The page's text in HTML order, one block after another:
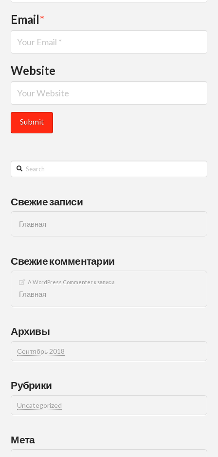
Email*
Website
Search
Свежие записи
Главная
Свежие комментарии
A WordPress Commenterк записи
Главная
Архивы
Сентябрь 2018
Рубрики
Uncategorized
Мета